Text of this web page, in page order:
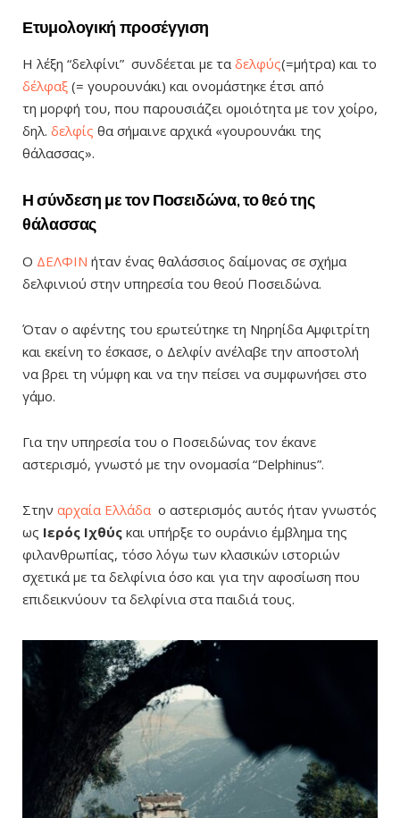
Ετυμολογική προσέγγιση
Η λέξη “δελφίνι” συνδέεται με τα δελφύς(=μήτρα) και το
δέλφαξ (= γουρουνάκι) και ονομάστηκε έτσι από
τη μορφή του, που παρουσιάζει ομοιότητα με τον χοίρο,
δηλ. δελφίς θα σήμαινε αρχικά «γουρουνάκι της
θάλασσας».
Η σύνδεση με τον Ποσειδώνα, το θεό της
θάλασσας
Ο ΔΕΛΦΙΝ ήταν ένας θαλάσσιος δαίμονας σε σχήμα
δελφινιού στην υπηρεσία του θεού Ποσειδώνα.
Όταν ο αφέντης του ερωτεύτηκε τη Νηρηίδα Αμφιτρίτη
και εκείνη το έσκασε, ο Δελφίν ανέλαβε την αποστολή
να βρει τη νύμφη και να την πείσει να συμφωνήσει στο
γάμο.
Για την υπηρεσία του ο Ποσειδώνας τον έκανε
αστερισμό, γνωστό με την ονομασία “Delphinus”.
Στην αρχαία Ελλάδα ο αστερισμός αυτός ήταν γνωστός
ως Ιερός Ιχθύς και υπήρξε το ουράνιο έμβλημα της
φιλανθρωπίας, τόσο λόγω των κλασικών ιστοριών
σχετικά με τα δελφίνια όσο και για την αφοσίωση που
επιδεικνύουν τα δελφίνια στα παιδιά τους.